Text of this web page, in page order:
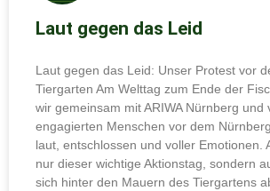
Laut gegen das Leid
Laut gegen das Leid: Unser Protest vor
Tiergarten Am Welttag zum Ende der
wir gemeinsam mit ARIWA Nürnberg und
engagierten Menschen vor dem
laut, entschlossen und voller Emotionen.
nur dieser wichtige Aktionstag, sondern
sich hinter den Mauern des Tiergartens